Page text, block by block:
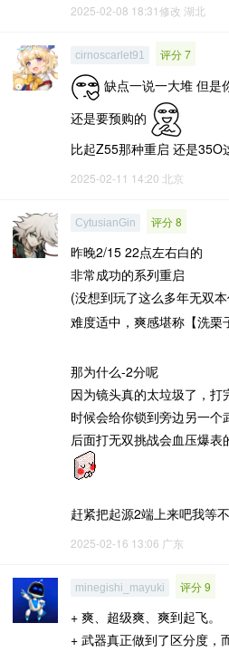
2025-02-08 18:31修改 湖北
cirnoscarlet91 评分 7
缺点一说一大堆 但是
还是要预购的
比起Z55那种重启 还是35O
2025-02-11 14:20 北京
CytusianGin 评分 8
昨晚2/15 22点左右白的
非常成功的系列重启
(没想到玩了这么多年无双
难度适中，爽感堪称【洗栗
那为什么-2分呢
因为镜头真的太垃圾了，
时候会给你锁到旁边另一个
后面打无双挑战会血压爆
赶紧把起源2端上来吧我等
2025-02-16 13:06 广东
minegishi_mayuki 评分 9
+ 爽、超级爽、爽到起飞。
+ 武器真正做到了区分度，